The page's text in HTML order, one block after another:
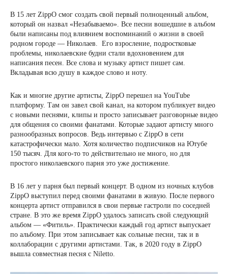
В 15 лет ZippO смог создать свой первый полноценный альбом,
который он назвал «Незабываемо». Все песни вошедшие в альбом
были написаны под влиянием воспоминаний о жизни в своей
родном городе — Николаев. Его взросление, подростковые
проблемы, николаевские будни стали вдохновением для
написания песен. Все слова и музыку артист пишет сам.
Вкладывая всю душу в каждое слово и ноту.
Как и многие другие артисты, ZippO перешел на YouTube
платформу. Там он завел свой канал, на котором публикует видео
с новыми песнями, клипы и просто записывает разговорные видео
для общения со своими фанатами. Которые задают артисту много
разнообразных вопросов. Ведь интервью с ZippO в сети
катастрофически мало. Хотя количество подписчиков на Ютубе
150 тысяч. Для кого-то то действительно не много, но для
простого николаевского парня это уже достижение.
В 16 лет у парня был первый концерт. В одном из ночных клубов
ZippO выступил перед своими фанатами в живую. После первого
концерта артист отправился в свои первые гастроли по соседней
стране. В это же время ZippO удалось записать свой следующий
альбом — «Фитиль». Практически каждый год артист выпускает
по альбому. При этом записывает как сольные песни, так и в
коллаборации с другими артистами. Так, в 2020 году в ZippO
вышла совместная песня с Niletto.